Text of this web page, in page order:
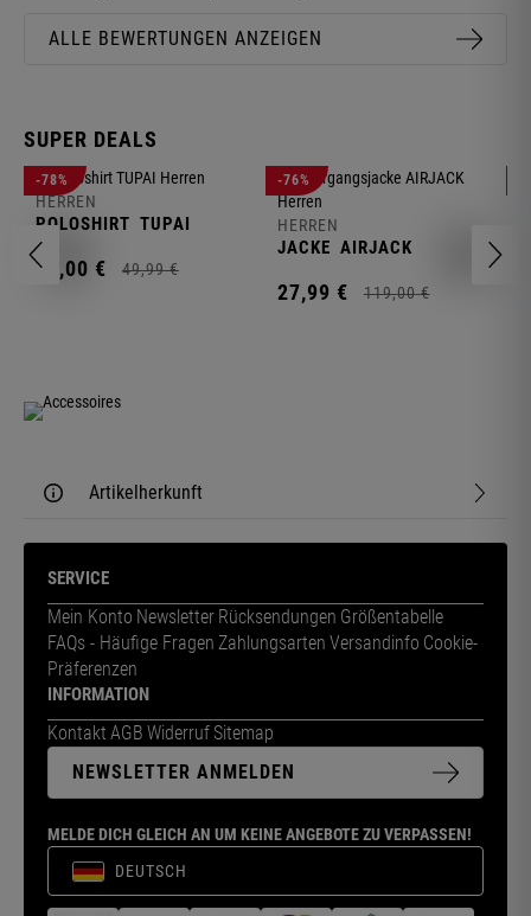
ALLE BEWERTUNGEN ANZEIGEN
SUPER DEALS
-78%
HERREN
POLOSHIRT TUPAI
11,00 € 49,99 €
-76%
HERREN
JACKE AIRJACK
27,99 € 119,00 €
Artikelherkunft
SERVICE
Mein Konto Newsletter Rücksendungen Größentabelle
FAQs - Häufige Fragen Zahlungsarten Versandinfo Cookie-
Präferenzen
INFORMATION
Kontakt AGB Widerruf Sitemap
NEWSLETTER ANMELDEN
MELDE DICH GLEICH AN UM KEINE ANGEBOTE ZU VERPASSEN!
DEUTSCH